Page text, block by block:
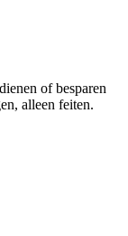
of besparen
alleen feiten.